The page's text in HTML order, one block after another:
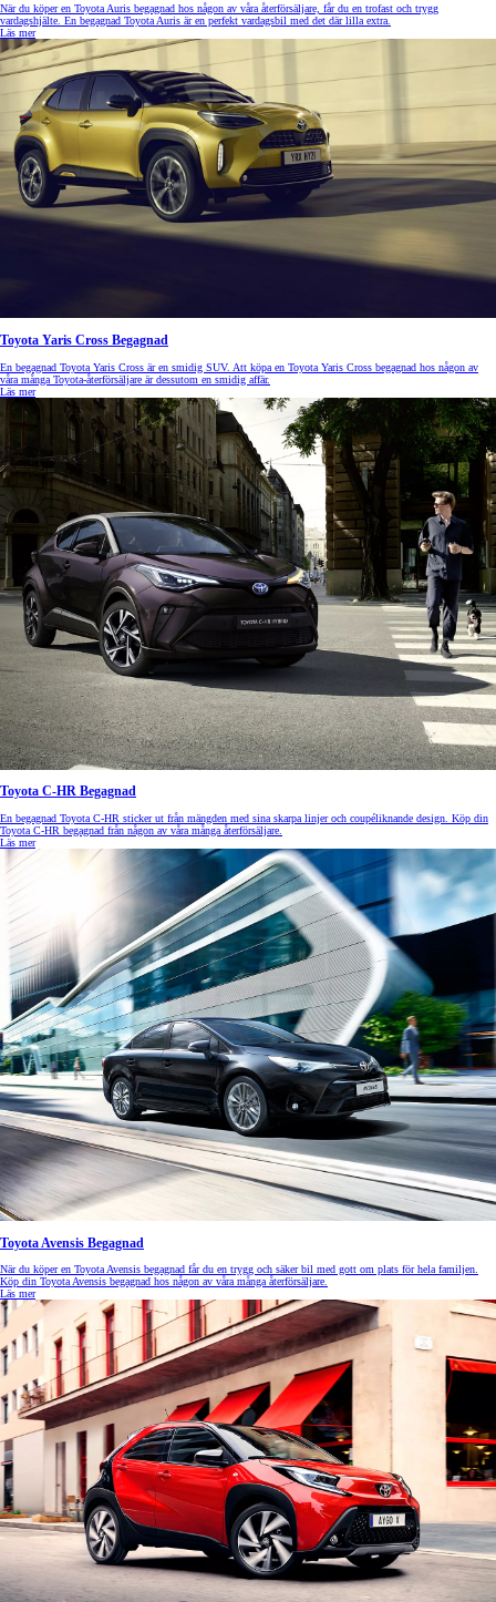
När du köper en Toyota Auris begagnad hos någon av våra återförsäljare, får du en trofast och trygg
vardagshjälte. En begagnad Toyota Auris är en perfekt vardagsbil med det där lilla extra.
Läs mer
Toyota Yaris Cross Begagnad
En begagnad Toyota Yaris Cross är en smidig SUV. Att köpa en Toyota Yaris Cross begagnad hos någon av
våra många Toyota-återförsäljare är dessutom en smidig affär.
Läs mer
Toyota C-HR Begagnad
En begagnad Toyota C-HR sticker ut från mängden med sina skarpa linjer och coupéliknande design. Köp din
Toyota C-HR begagnad från någon av våra många återförsäljare.
Läs mer
Toyota Avensis Begagnad
När du köper en Toyota Avensis begagnad får du en trygg och säker bil med gott om plats för hela familjen.
Köp din Toyota Avensis begagnad hos någon av våra många återförsäljare.
Läs mer